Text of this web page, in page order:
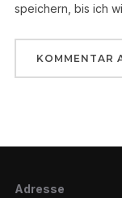
speichern, bis ich
Adresse